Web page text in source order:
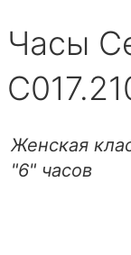
Часы
Женская
"6" часов